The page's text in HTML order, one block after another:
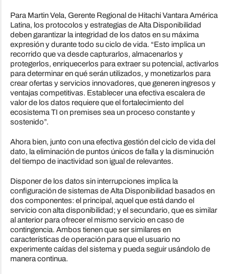
Para Martin Vela, Gerente Regional de Hitachi Vantara América
Latina, los protocolos y estrategias de Alta Disponibilidad
deben garantizar la integridad de los datos en su máxima
expresión y durante todo su ciclo de vida. “Esto implica un
recorrido que va desde capturarlos, almacenarlos y
protegerlos, enriquecerlos para extraer su potencial, activarlos
para determinar en qué serán utilizados, y monetizarlos para
crear ofertas y servicios innovadores, que generen ingresos y
ventajas competitivas. Establecer una efectiva escalera de
valor de los datos requiere que el fortalecimiento del
ecosistema TI on premises sea un proceso constante y
sostenido”.
Ahora bien, junto con una efectiva gestión del ciclo de vida del
dato, la eliminación de puntos únicos de falla y la disminución
del tiempo de inactividad son igual de relevantes.
Disponer de los datos sin interrupciones implica la
configuración de sistemas de Alta Disponibilidad basados en
dos componentes: el principal, aquel que está dando el
servicio con alta disponibilidad; y el secundario, que es similar
al anterior para ofrecer el mismo servicio en caso de
contingencia. Ambos tienen que ser similares en
características de operación para que el usuario no
experimente caídas del sistema y pueda seguir usándolo de
manera continua.